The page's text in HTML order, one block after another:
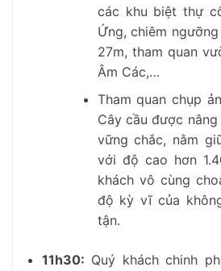
các khu biệt thự
Ứng, chiêm
27m, tham quan
Âm Các,…
Tham quan chụp
Cây cầu được
vững chắc, nằm
với độ cao hơn
khách vô cùng
độ kỳ vĩ của
tận.
11h30: Quý khách chinh